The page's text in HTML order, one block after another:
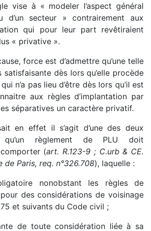
vise à « modeler l’aspect général
d’un secteur » contrairement aux
qui pour leur part revêtiraient
« privative ».
force est d’admettre qu’une telle
satisfaisante dès lors qu’elle procède
n’a pas lieu d’être dès lors qu’il est
aux règles d’implantation par
séparatives un caractère privatif.
en effet il s’agit d’une des deux
qu’un règlement de PLU doit
(art. R.123-9 ; C.urb & CE.
de Paris, req. n°326.708), laquelle :
nonobstant les règles de
des considérations de voisinage
et suivants du Code civil ;
de toute considération liée à sa